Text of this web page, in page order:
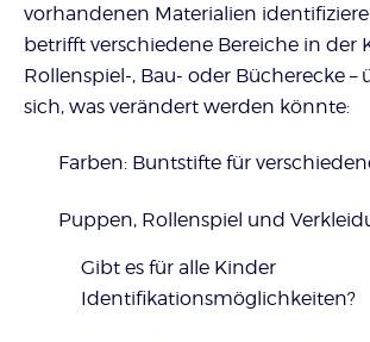
vorhandenen Materialien
betrifft verschiedene Bereiche in der
Rollenspiel-, Bau- oder Bücherecke –
sich, was verändert werden könnte:
Farben: Buntstifte für
Puppen, Rollenspiel und
Gibt es für alle Kinder
Identifikationsmöglichkeiten?